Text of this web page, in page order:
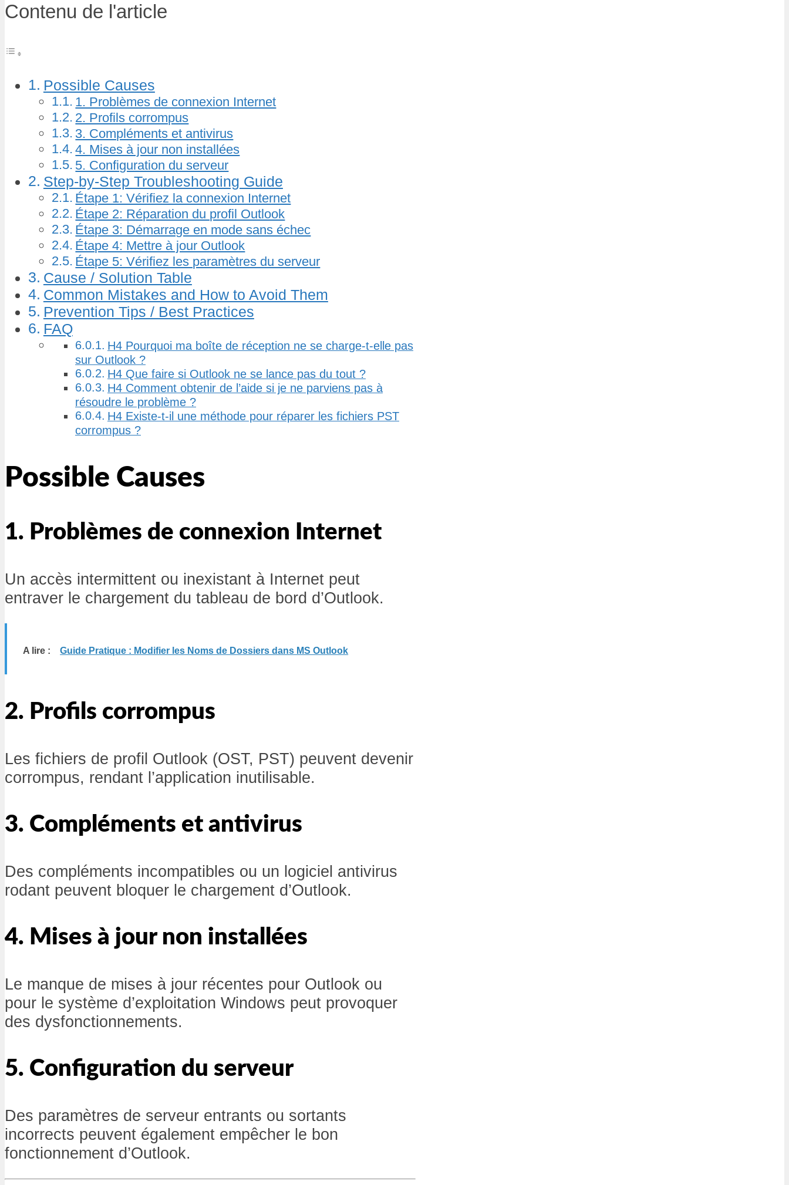
Contenu de l'article
Possible Causes
1. Problèmes de connexion Internet
2. Profils corrompus
3. Compléments et antivirus
4. Mises à jour non installées
5. Configuration du serveur
Step-by-Step Troubleshooting Guide
Étape 1: Vérifiez la connexion Internet
Étape 2: Réparation du profil Outlook
Étape 3: Démarrage en mode sans échec
Étape 4: Mettre à jour Outlook
Étape 5: Vérifiez les paramètres du serveur
Cause / Solution Table
Common Mistakes and How to Avoid Them
Prevention Tips / Best Practices
FAQ
H4 Pourquoi ma boîte de réception ne se charge-t-elle pas
sur Outlook ?
H4 Que faire si Outlook ne se lance pas du tout ?
H4 Comment obtenir de l’aide si je ne parviens pas à
résoudre le problème ?
H4 Existe-t-il une méthode pour réparer les fichiers PST
corrompus ?
Possible Causes
1. Problèmes de connexion Internet
Un accès intermittent ou inexistant à Internet peut
entraver le chargement du tableau de bord d’Outlook.
A lire : Guide Pratique : Modifier les Noms de Dossiers dans MS Outlook
2. Profils corrompus
Les fichiers de profil Outlook (OST, PST) peuvent devenir
corrompus, rendant l’application inutilisable.
3. Compléments et antivirus
Des compléments incompatibles ou un logiciel antivirus
rodant peuvent bloquer le chargement d’Outlook.
4. Mises à jour non installées
Le manque de mises à jour récentes pour Outlook ou
pour le système d’exploitation Windows peut provoquer
des dysfonctionnements.
5. Configuration du serveur
Des paramètres de serveur entrants ou sortants
incorrects peuvent également empêcher le bon
fonctionnement d’Outlook.